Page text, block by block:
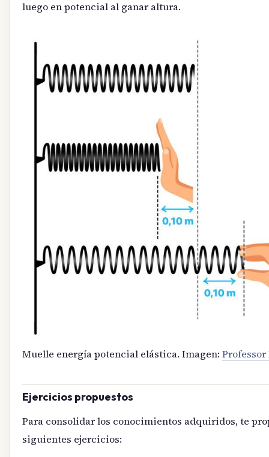
luego en potencial al ganar altura.
Muelle energía potencial elástica. Imagen:
Ejercicios propuestos
Para consolidar los conocimientos adquiridos, te
siguientes ejercicios: